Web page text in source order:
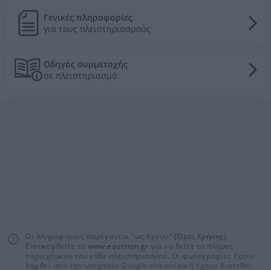
Γενικές πληροφορίες
για τους πλειστηριασμούς
Οδηγός συμμετοχής
σε πλειστηριασμό
Οι πληροφορίες παρέχονται "ως έχουν" (Όροι Χρήσης).
Επισκεφθείτε το www.eauction.gr για να δείτε το πλήρες
περιεχόμενο του κάθε πλειστηριασμού. Οι φωτογραφίες έχουν
ληφθεί από την υπηρεσία Google streetview ή έχουν διατεθεί